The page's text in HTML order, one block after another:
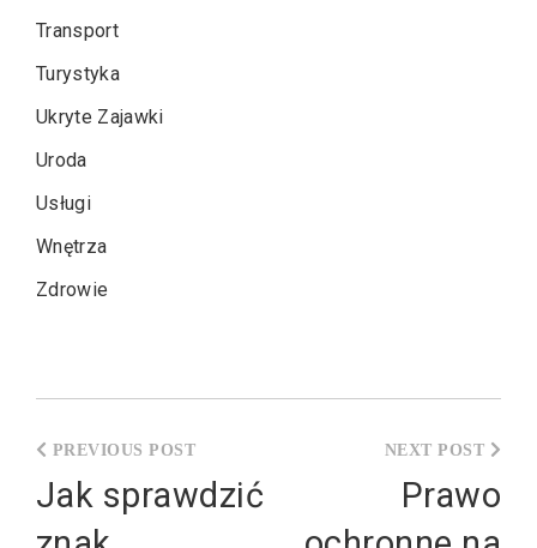
Transport
Turystyka
Ukryte Zajawki
Uroda
Usługi
Wnętrza
Zdrowie
wpisu
Jak sprawdzić
Prawo